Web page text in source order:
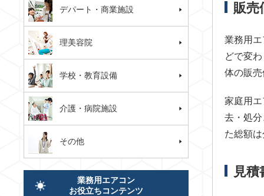
販売
業務用
どで変
体の販
家庭用
去・処
た総額
見
デパート・商業施設
理美容院
学校・教育設備
介護・病院施設
その他
業務用エアコン
お役立ちコンテンツ